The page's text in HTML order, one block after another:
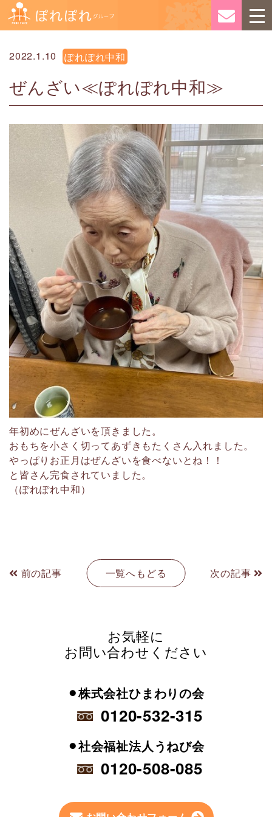
2022.1.10 ぽれぽれ中和
ぜんざい≪ぽれぽれ中和≫
年初めにぜんざいを頂きました。
おもちを小さく切ってあずきもたくさん入れました。
やっぱりお正月はぜんざいを食べないとね！！
と皆さん完食されていました。
（ぽれぽれ中和）
前の記事 一覧へもどる 次の記事
お気軽に
お問い合わせください
⚫︎株式会社ひまわりの会
0120-532-315
⚫︎社会福祉法人うねび会
0120-508-085